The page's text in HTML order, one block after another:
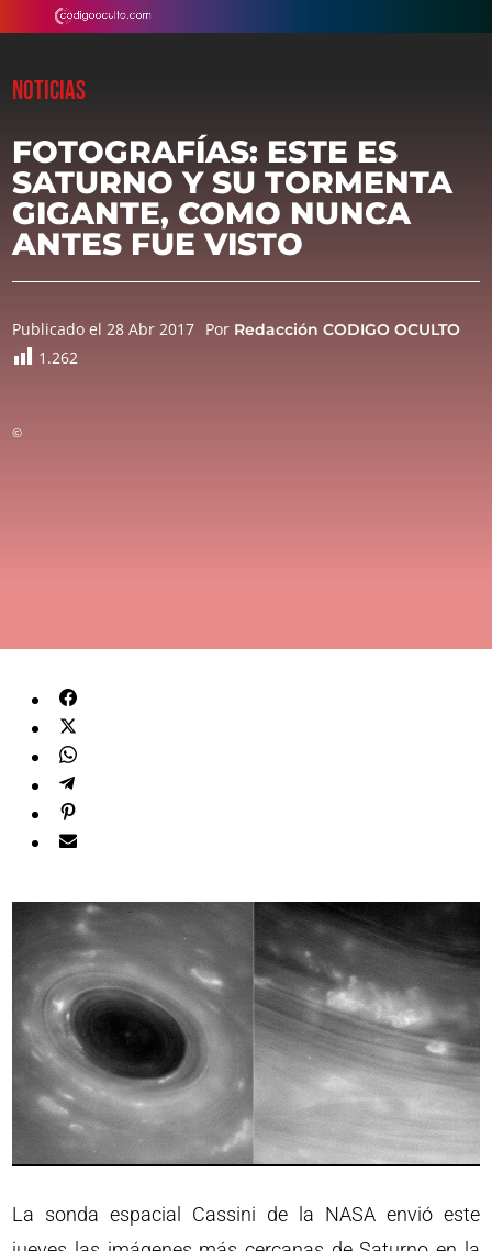
NOTICIAS
FOTOGRAFÍAS: ESTE ES
SATURNO Y SU TORMENTA
GIGANTE, COMO NUNCA
ANTES FUE VISTO
Publicado el 28 Abr 2017 Por Redacción CODIGO OCULTO
1.262
©
La sonda espacial Cassini de la NASA envió este